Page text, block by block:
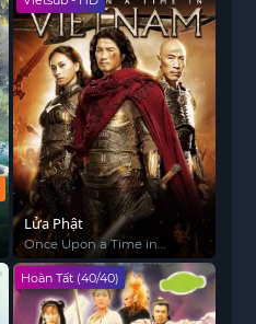
Lửa Phật
Once Upon a Time in
Vietnam
Hoàn Tất (40/40)